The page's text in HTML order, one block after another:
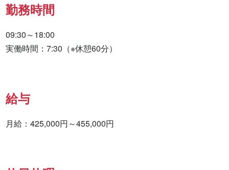
勤務時間
09:30～18:00
実働時間：7:30（※休憩60分）
給与
月給：425,000円～455,000円